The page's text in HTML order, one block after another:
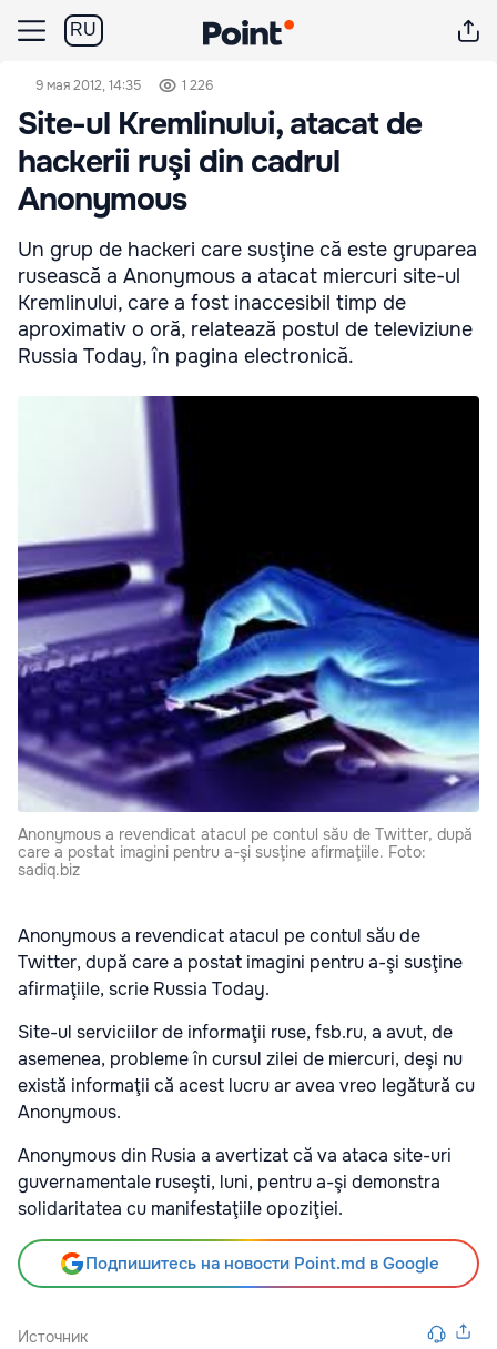
RU
9 мая 2012, 14:35 1 226
Site-ul Kremlinului, atacat de
hackerii ruşi din cadrul
Anonymous
Un grup de hackeri care susţine că este gruparea
rusească a Anonymous a atacat miercuri site-ul
Kremlinului, care a fost inaccesibil timp de
aproximativ o oră, relatează postul de televiziune
Russia Today, în pagina electronică.
Anonymous a revendicat atacul pe contul său de Twitter, după
care a postat imagini pentru a-şi susţine afirmaţiile. Foto:
sadiq.biz
Anonymous a revendicat atacul pe contul său de
Twitter, după care a postat imagini pentru a-şi susţine
afirmaţiile, scrie Russia Today.
Site-ul serviciilor de informaţii ruse, fsb.ru, a avut, de
asemenea, probleme în cursul zilei de miercuri, deşi nu
există informaţii că acest lucru ar avea vreo legătură cu
Anonymous.
Anonymous din Rusia a avertizat că va ataca site-uri
guvernamentale ruseşti, luni, pentru a-şi demonstra
solidaritatea cu manifestaţiile opoziţiei.
Подпишитесь на новости Point.md в Google
Источник